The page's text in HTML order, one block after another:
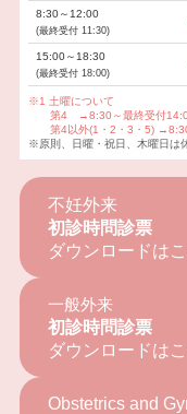
8:30～12:00
(最終受付 11:30)
15:00～18:30
(最終受付 18:00)
※1 土曜について
第4 →8:30～最終受付
第4以外(1・2・3・5) →
※原則、日曜・祝日、木曜日は
不妊外来
初診時問診票
ダウンロードは
一般外来
初診時問診票
ダウンロードは
Obstetrics and